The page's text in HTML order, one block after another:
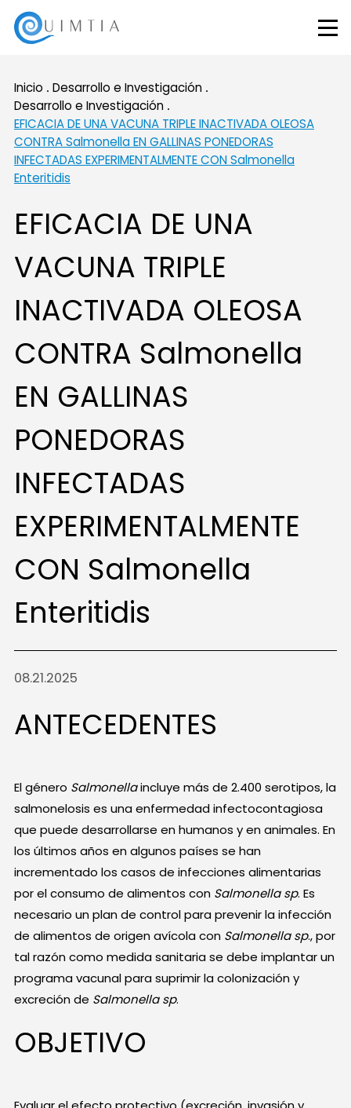
Inicio
Desarrollo e Investigación
Desarrollo e Investigación
EFICACIA DE UNA VACUNA TRIPLE INACTIVADA OLEOSA
CONTRA Salmonella EN GALLINAS PONEDORAS
INFECTADAS EXPERIMENTALMENTE CON Salmonella
Enteritidis
EFICACIA DE UNA
VACUNA TRIPLE
INACTIVADA OLEOSA
CONTRA Salmonella
EN GALLINAS
PONEDORAS
INFECTADAS
EXPERIMENTALMENTE
CON Salmonella
Enteritidis
08.21.2025
ANTECEDENTES
El género Salmonellaincluye más de 2.400 serotipos, la
salmonelosis es una enfermedad infectocontagiosa
que puede desarrollarse en humanos y en animales. En
los últimos años en algunos países se han
incrementado los casos de infecciones alimentarias
por el consumo de alimentos con Salmonella sp. Es
necesario un plan de control para prevenir la infección
de alimentos de origen avícola con Salmonella sp., por
tal razón como medida sanitaria se debe implantar un
programa vacunal para suprimir la colonización y
excreción de Salmonella sp.
OBJETIVO